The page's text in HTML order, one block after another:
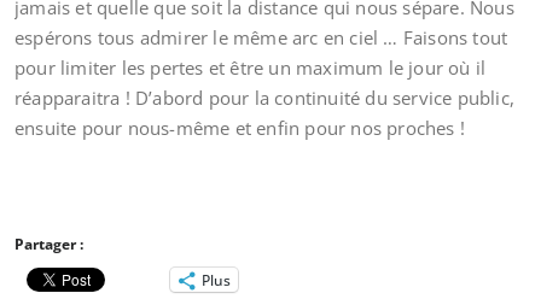
jamais et quelle que soit la distance qui nous sépare. Nous
espérons tous admirer le même arc en ciel … Faisons tout
pour limiter les pertes et être un maximum le jour où il
réapparaitra ! D’abord pour la continuité du service public,
ensuite pour nous-même et enfin pour nos proches !
Partager :
Plus